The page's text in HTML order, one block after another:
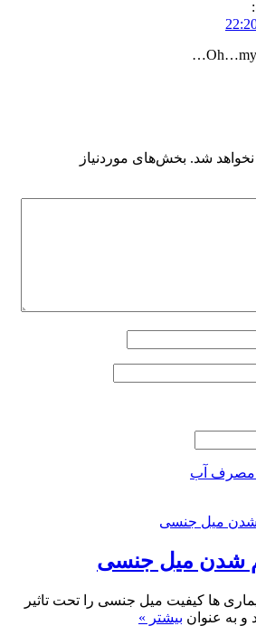
Oh…my
شد. بخش‌های موردنیاز
شدن میل جنسی
ها کیفیت میل جنسی را تحت تاثیر
و به عنوان بیشتر »